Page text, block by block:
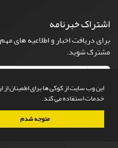
این وب سایت از کوکی ها برای اطمینان از
خدمات استفاده می کند.
متوجه شدم
اشتراک خبرنامه
برای دریافت اخبار و اطلاعیه های
مشترک شوید.